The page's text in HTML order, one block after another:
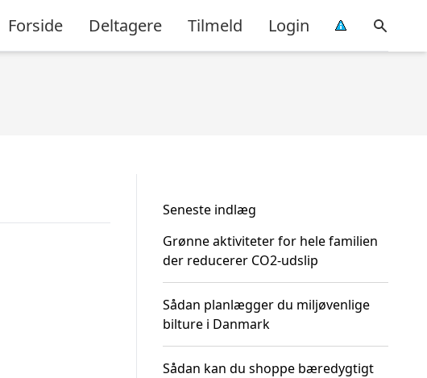
Forside Deltagere Tilmeld Login
Seneste indlæg
Grønne aktiviteter for hele familien
der reducerer CO2-udslip
Sådan planlægger du miljøvenlige
bilture i Danmark
Sådan kan du shoppe bæredygtigt